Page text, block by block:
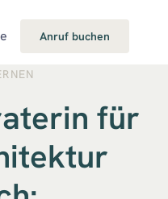
Anruf buchen
für